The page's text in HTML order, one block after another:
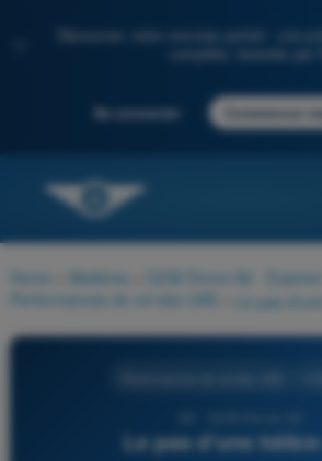
Découvrez notre nouveau portail : une
Se connecter Commencer
Home Matières QCM Drone A2 -
Performances de vol des UAS
Le pas
Le pas d'une hélice